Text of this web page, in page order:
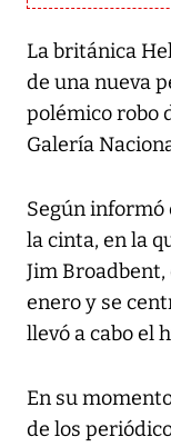
La británica
de una nueva
polémico robo
Galería
Según
la cinta, en la
Jim Broadbent
enero y se
llevó a cabo el
En su
de los